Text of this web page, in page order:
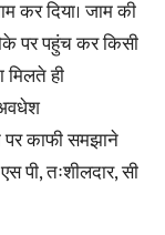
कर दिया। जाम की
पर पहुंच कर किसी
ही
पर काफी समझाने
पी, तःशीलदार, सी